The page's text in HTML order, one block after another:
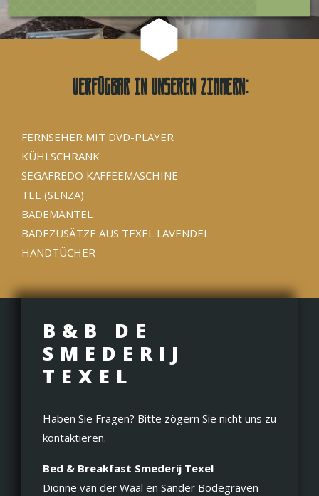
Verfügbar in unseren Zimmern:
FERNSEHER MIT DVD-PLAYER
KÜHLSCHRANK
SEGAFREDO KAFFEEMASCHINE
TEE (SENZA)
BADEMÄNTEL
BADEZUSÄTZE AUS TEXEL LAVENDEL
HANDTÜCHER
B&B DE
SMEDERIJ
TEXEL
Haben Sie Fragen? Bitte zögern Sie nicht uns zu
kontaktieren.
Bed & Breakfast Smederij Texel
Dionne van der Waal en Sander Bodegraven